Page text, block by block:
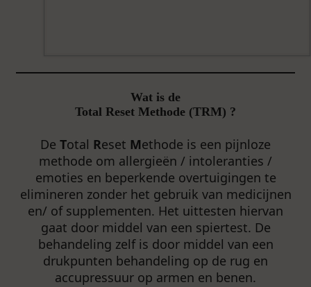
Wat is de
Total Reset Methode (TRM) ?
De Total Reset Methode is een pijnloze
methode om allergieën / intoleranties /
emoties en beperkende overtuigingen te
elimineren zonder het gebruik van medicijnen
en/ of supplementen. Het uittesten hiervan
gaat door middel van een spiertest. De
behandeling zelf is door middel van een
drukpunten behandeling op de rug en
accupressuur op armen en benen.